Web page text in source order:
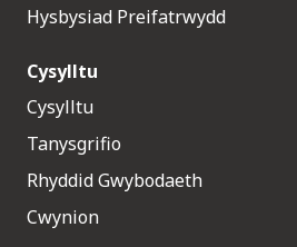
Hysbysiad Preifatrwydd
Cysylltu
Cysylltu
Tanysgrifio
Rhyddid Gwybodaeth
Cwynion